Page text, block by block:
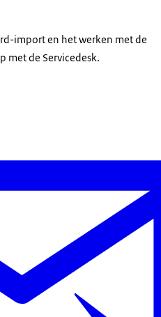
import en het werken met de
met de Servicedesk.